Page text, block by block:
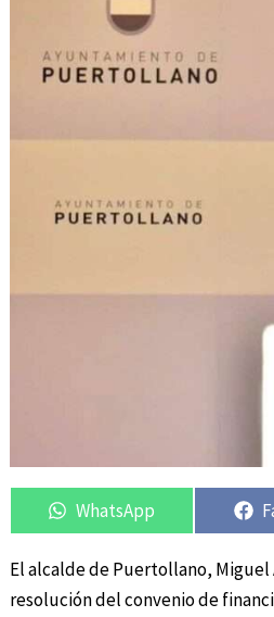
Compartir
en
WhatsApp
El alcalde de Puertollano,
resolución del convenio de
Compartir
en